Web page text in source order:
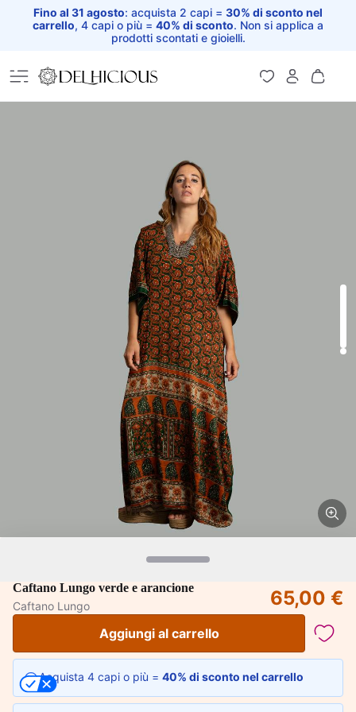
Fino al 31 agosto: acquista 2 capi = 30% di sconto nel
carrello, 4 capi o più = 40% di sconto. Non si applica a
prodotti scontati e gioielli.
Home
Caftano Lungo verde e arancione
Caftano Lungo
65,00 €
Aggiungi al carrello
Acquista 4 capi o più = 40% di sconto nel carrello